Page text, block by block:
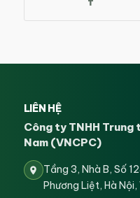
LIÊN HỆ
Công ty TNHH Trung
Nam (VNCPC)
Tầng 3, Nhà B, Số
Phương Liệt, Hà